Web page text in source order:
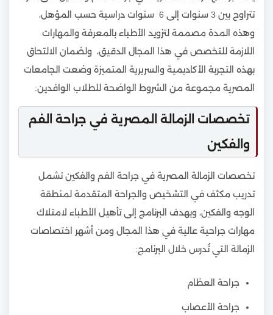
تتراوح بين 3 سنوات إلى 6 سنوات دراسية حسب المؤهل،
وهذه المدة مصممة لتزويد الأطباء بالمعرفة والمهارات
اللازمة للتخصص في هذا المجال الدقيق، ولضمان الالتحاق
بهذه التجربة الأكاديمية والسريرية المتميزة وضعت الجامعات
المصرية مجموعة من الشروط الواضحة للطلاب الوافدين:
تخصصات الزمالة المصرية في جراحة الفم
والفكين
تخصصات الزمالة المصرية في جراحة الفم والفكين تشمل
تدريب مكثف في التشخيص والجراحة المتقدمة لمنطقة
الوجه والفكين، ويهدف البرنامج إلى تأهيل الأطباء لامتلاك
مهارات جراحية عالية في هذا المجال ومن أشهر اختصاصات
الزمالة التي تُدرس خلال البرنامج:
جراحة العظام
جراحة الأعصاب